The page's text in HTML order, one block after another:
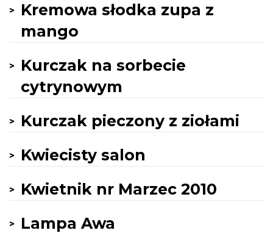
Kremowa słodka zupa z
mango
Kurczak na sorbecie
cytrynowym
Kurczak pieczony z ziołami
Kwiecisty salon
Kwietnik nr Marzec 2010
Lampa Awa